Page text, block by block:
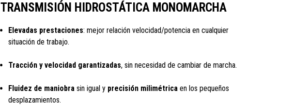
TRANSMISIÓN HIDROSTÁTICA MONOMARCHA
Elevadas prestaciones: mejor relación velocidad/potencia en cualquier
situación de trabajo.
Tracción y velocidad garantizadas, sin necesidad de cambiar de marcha.
Fluidez de maniobrasin igual y precisión milimétricaen los pequeños
desplazamientos.